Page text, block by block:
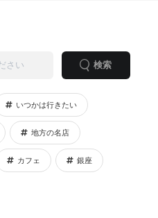
検索
いつかは行きたい
地方の名店
カフェ 銀座